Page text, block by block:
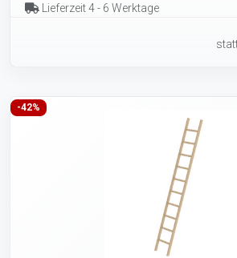
Lieferzeit 4 - 6 Werktage
-42%